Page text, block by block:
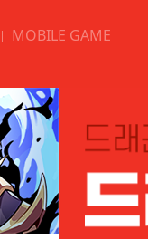
MOBILE GAME